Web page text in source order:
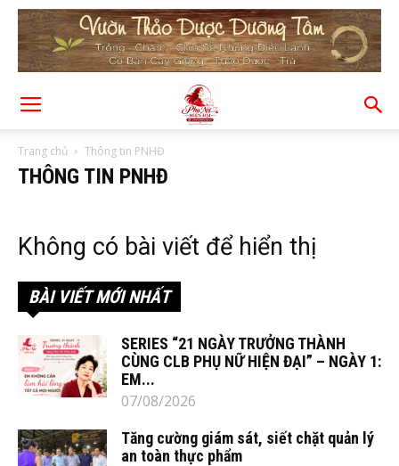
Trang chủ Thông tin PNHĐ
THÔNG TIN PNHĐ
Không có bài viết để hiển thị
BÀI VIẾT MỚI NHẤT
SERIES “21 NGÀY TRƯỞNG THÀNH
CÙNG CLB PHỤ NỮ HIỆN ĐẠI” – NGÀY 1:
EM...
07/08/2026
Tăng cường giám sát, siết chặt quản lý
an toàn thực phẩm